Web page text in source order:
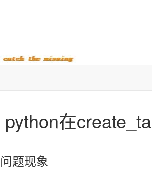
python在
问题现象